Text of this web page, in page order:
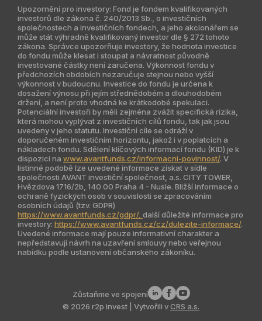
Česky
Globální web
Singapur
Indie
Jižní Amerika
Kazachstán
Upozornění pro investory: Fond je fondem kvalifikovaných
investorů dle zákona č. 240/2013 Sb., o investičních
společnostech a investičních fondech, a jeho akcionářem se
může stát výhradně kvalifikovaný investor dle § 272 tohoto
zákona. Správce upozorňuje investory, že hodnota investice
do fondu může klesat i stoupat a návratnost původně
investované částky není zaručena. Výkonnost fondu v
předchozích obdobích nezaručuje stejnou nebo vyšší
výkonnost v budoucnu. Investice do fondu je určena k
dosažení výnosu při jejím střednědobém a dlouhodobém
držení, a není proto vhodná ke krátkodobé spekulaci.
Potenciální investoři by měli zejména zvážit specifická rizika,
která mohou vyplývat z investičních cílů fondu, tak jak jsou
uvedeny v jeho statutu. Investiční cíle se odráží v
doporučeném investičním horizontu, jakož i v poplatcích a
nákladech fondu. Sdělení klíčových informací fondu (KID) je k
dispozici na www.avantfunds.cz/informacni-povinnost/. V
listinné podobě lze uvedené informace získat v sídle
společnosti AVANT investiční společnost, a.s. CITY TOWER,
Hvězdova 1716/2b, 140 00 Praha 4 - Nusle. Bližší informace o
ochraně fyzických osob v souvislosti se zpracováním
osobních údajů (tzv. GDPR)
https://www.avantfunds.cz/gdpr/, další důležité informace pro
investory: https://www.avantfunds.cz/cz/dulezite-informace/.
Uvedené informace mají pouze informativní charakter a
nepředstavují návrh na uzavření smlouvy nebo veřejnou
nabídku podle ustanovení občanského zákoníku.
© 2026 r2p invest | Vytvořili vCRS a.s.
Zůstaňme ve spojení